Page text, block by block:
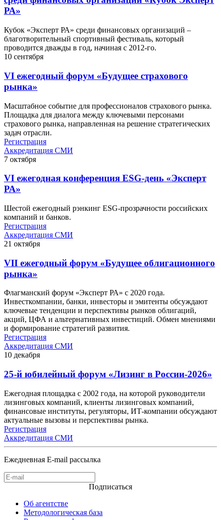
РА»
Кубок «Эксперт РА» среди финансовых организаций –
благотворительный спортивный фестиваль, который
проводится дважды в год, начиная с 2012-го.
10 сентября
VI ежегодный форум «Будущее страхового
рынка»
Масштабное событие для профессионалов страхового рынка.
Площадка для диалога между ключевыми персонами
страхового рынка, направленная на решение стратегических
задач отрасли.
Регистрация
Аккредитация СМИ
7 октября
VI ежегодная конференция ESG-день «Эксперт
РА»
Шестой ежегодный рэнкинг ESG-прозрачности российских
компаний и банков.
Регистрация
Аккредитация СМИ
21 октября
VII ежегодный форум «Будущее облигационного
рынка»
Флагманский форум «Эксперт РА» с 2020 года.
Инвесткомпании, банки, инвесторы и эмитенты обсуждают
ключевые тенденции и перспективы рынков облигаций,
акций, ЦФА и альтернативных инвестиций. Обмен мнениями
и формирование стратегий развития.
Регистрация
Аккредитация СМИ
10 декабря
25-й юбилейный форум «Лизинг в России-2026»
Ежегодная площадка с 2002 года, на которой руководители
лизинговых компаний, клиенты лизинговых компаний,
финансовые институты, регуляторы, ИТ-компании обсуждают
актуальные вызовы и перспективы рынка.
Регистрация
Аккредитация СМИ
Ежедневная E-mail рассылка
Подписаться
Об агентстве
Методологическая база